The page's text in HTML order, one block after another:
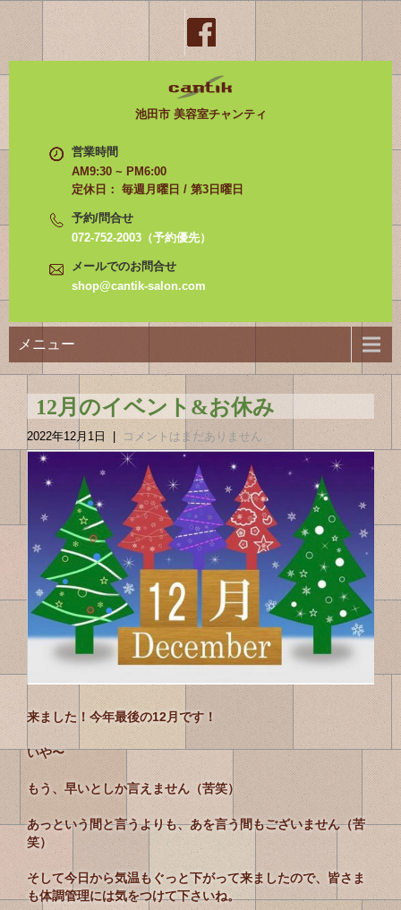
池田市 美容室チャンティ
営業時間
AM9:30 ~ PM6:00
定休日： 毎週月曜日 / 第3日曜日
予約/問合せ
072-752-2003（予約優先）
メールでのお問合せ
shop@cantik-salon.com
メニュー
12月のイベント&お休み
2022年12月1日 | コメントはまだありません
来ました！今年最後の12月です！
いや〜
もう、早いとしか言えません（苦笑）
あっという間と言うよりも、あを言う間もございません（苦
笑）
そして今日から気温もぐっと下がって来ましたので、皆さま
も体調管理には気をつけて下さいね。